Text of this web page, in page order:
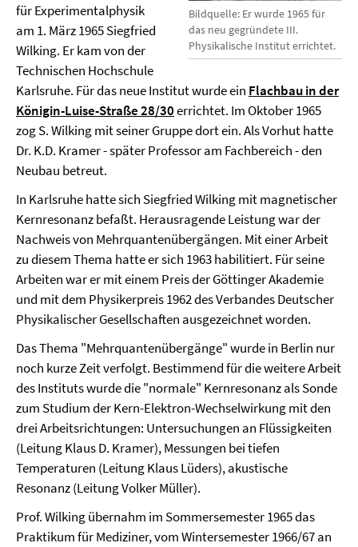
Bildquelle: Er wurde 1965 für
das neu gegründete III.
Physikalische Institut errichtet.
für Experimentalphysik
am 1. März 1965 Siegfried
Wilking. Er kam von der
Technischen Hochschule
Karlsruhe. Für das neue Institut wurde ein Flachbau in der
Königin-Luise-Straße 28/30errichtet. Im Oktober 1965
zog S. Wilking mit seiner Gruppe dort ein. Als Vorhut hatte
Dr. K.D. Kramer - später Professor am Fachbereich - den
Neubau betreut.
In Karlsruhe hatte sich Siegfried Wilking mit magnetischer
Kernresonanz befaßt. Herausragende Leistung war der
Nachweis von Mehrquantenübergängen. Mit einer Arbeit
zu diesem Thema hatte er sich 1963 habilitiert. Für seine
Arbeiten war er mit einem Preis der Göttinger Akademie
und mit dem Physikerpreis 1962 des Verbandes Deutscher
Physikalischer Gesellschaften ausgezeichnet worden.
Das Thema "Mehrquantenübergänge" wurde in Berlin nur
noch kurze Zeit verfolgt. Bestimmend für die weitere Arbeit
des Instituts wurde die "normale" Kernresonanz als Sonde
zum Studium der Kern-Elektron-Wechselwirkung mit den
drei Arbeitsrichtungen: Untersuchungen an Flüssigkeiten
(Leitung Klaus D. Kramer), Messungen bei tiefen
Temperaturen (Leitung Klaus Lüders), akustische
Resonanz (Leitung Volker Müller).
Prof. Wilking übernahm im Sommersemester 1965 das
Praktikum für Mediziner, vom Wintersemester 1966/67 an